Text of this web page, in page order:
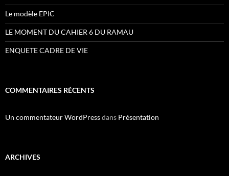
Le modèle EPIC
LE MOMENT DU CAHIER 6 DU RAMAU
ENQUETE CADRE DE VIE
COMMENTAIRES RÉCENTS
Un commentateur WordPressdans Présentation
ARCHIVES